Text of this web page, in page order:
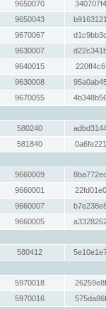
9650070
9650043
9670067
9630007
9640015
9630008
9670055
580240
581840
9660009
9660001
9660007
9660005
580412
5970018
5970016